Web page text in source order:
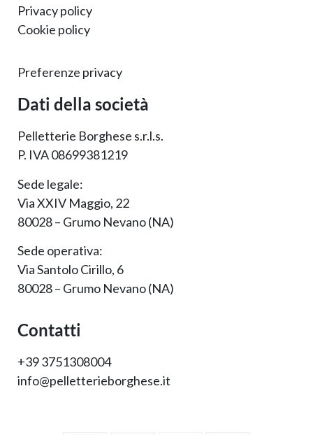
Privacy policy
Cookie policy
Preferenze privacy
Dati della società
Pelletterie Borghese s.r.l.s.
P. IVA 08699381219
Sede legale:
Via XXIV Maggio, 22
80028 – Grumo Nevano (NA)
Sede operativa:
Via Santolo Cirillo, 6
80028 – Grumo Nevano (NA)
Contatti
+39 3751308004
info@pelletterieborghese.it